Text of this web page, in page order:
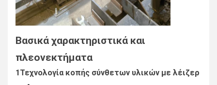
Βασικά χαρακτηριστικά και
πλεονεκτήματα
1Τεχνολογία κοπής σύνθετων υλικών με λέιζερ